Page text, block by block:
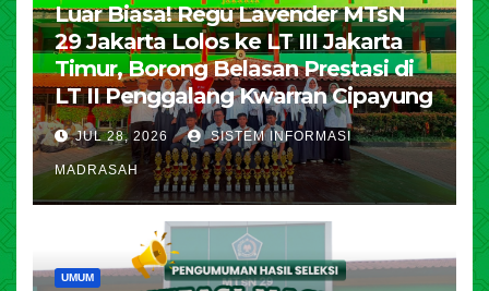
Luar Biasa! Regu Lavender MTsN
29 Jakarta Lolos ke LT III Jakarta
Timur, Borong Belasan Prestasi di
LT II Penggalang Kwarran Cipayung
JUL 28, 2026 SISTEM INFORMASI
MADRASAH
UMUM